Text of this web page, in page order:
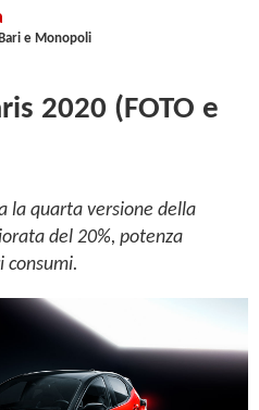
e Monopoli
2020 (FOTO e
la quarta versione della
del 20%, potenza
consumi.